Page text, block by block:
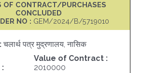
OF CONTRACT/PURCHASES
CONCLUDED
NO : GEM/2024/B/5719010
चलार्थ पत्र मुद्रणालय, नासिक
Value of Contract :
2010000